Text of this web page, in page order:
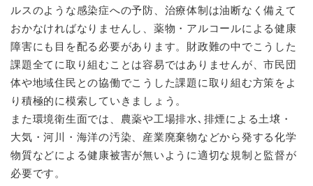
ルスのような感染症への予防、治療体制は油断なく備えて
おかなければなりませんし、薬物・アルコールによる健康
障害にも目を配る必要があります。財政難の中でこうした
課題全てに取り組むことは容易ではありませんが、市民団
体や地域住民との協働でこうした課題に取り組む方策をよ
り積極的に模索していきましょう。
また環境衛生面では、農薬や工場排水､排煙による土壌・
大気・河川・海洋の汚染、産業廃棄物などから発する化学
物質などによる健康被害が無いように適切な規制と監督が
必要です。